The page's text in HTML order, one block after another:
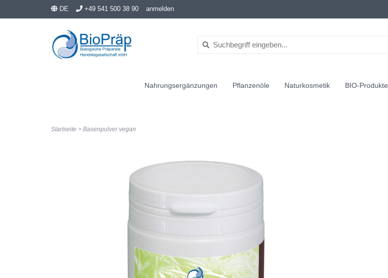
DE +49 541 500 38 90 anmelden
Nahrungsergänzungen Pflanzenöle Naturkosmetik BIO-Produkte
Startseite > Basenpulver vegan